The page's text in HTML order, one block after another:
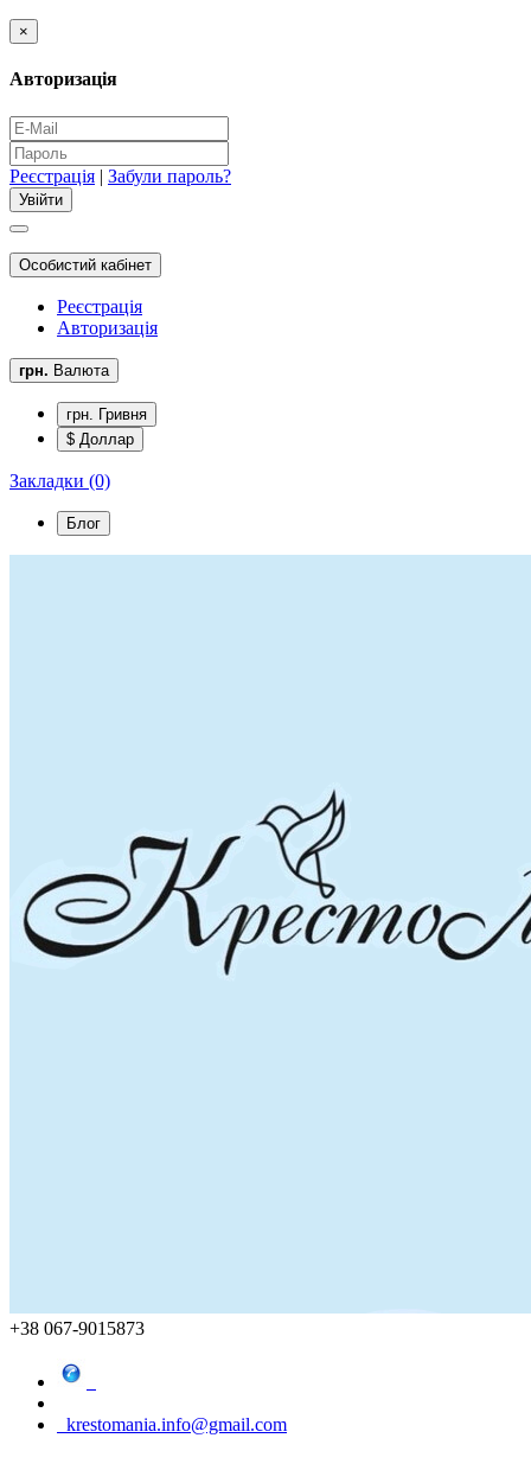
×
Авторизація
Реєстрація | Забули пароль?
Особистий кабінет
Реєстрація
Авторизація
грн. Валюта
грн. Гривня
$ Доллар
Закладки (0)
Блог
+38 067-9015873
krestomania.info@gmail.com